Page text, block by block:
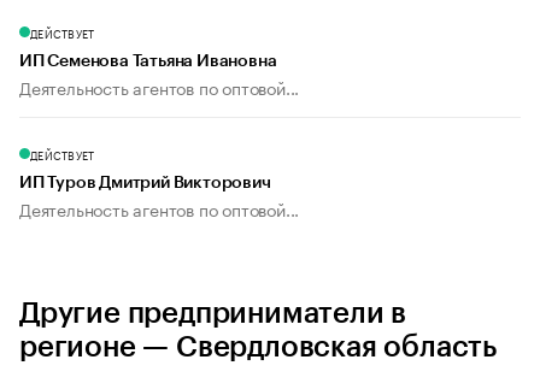
ДЕЙСТВУЕТ
ИП Семенова Татьяна Ивановна
Деятельность агентов по оптовой...
ДЕЙСТВУЕТ
ИП Туров Дмитрий Викторович
Деятельность агентов по оптовой...
Другие предприниматели в
регионе — Свердловская область